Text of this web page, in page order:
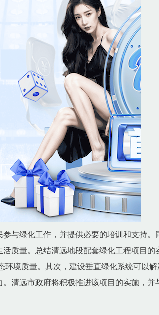
与绿化工作，并提供必要的培训和支持
质量。总结清远地段配套绿化工程项目
环境质量。其次，建设垂直绿化系统可以
清远市政府将积极推进该项目的实施，